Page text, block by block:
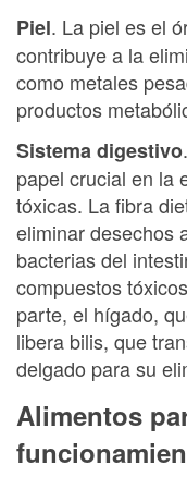
Piel. La piel es el
contribuye a la
como metales
productos
Sistema digestivo
papel crucial en la
tóxicas. La fibra
eliminar desechos
bacterias del
compuestos
parte, el hígado,
libera bilis, que
delgado para su
Alimentos